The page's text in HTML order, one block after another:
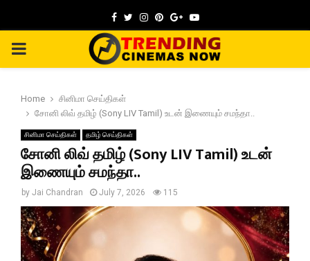
Facebook
TwitterInstagram
Pinterest
GoogleYoutube
PRIMARY
Home
சினிமா செய்திகள்
சோனி லிவ் தமிழ் (Sony LIV Tamil) உடன் இணையும் சமந்தா..
சினிமா செய்திகள் தமிழ் செய்திகள்
சோனி லிவ் தமிழ் (Sony LIV Tamil) உடன்
இணையும் சமந்தா..
by Jai Chandran July 7, 2026 115